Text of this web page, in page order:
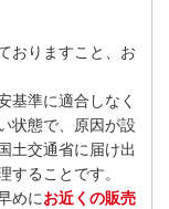
おりますこと、お
基準に適合しなく
状態で、原因が設
土交通省に届け出
することです。
めにお近くの販売